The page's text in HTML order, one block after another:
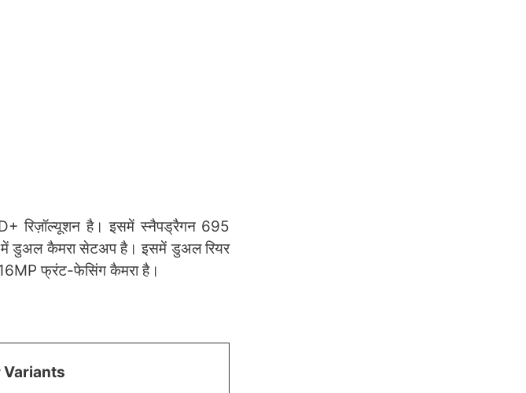
रिज़ॉल्यूशन है। इसमें स्नैपड्रैगन 695
में डुअल कैमरा सेटअप है। इसमें डुअल रियर
फ्रंट-फेसिंग कैमरा है।
Variants